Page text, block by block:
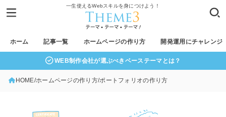
一生使えるWebスキルを身につけよう！
ホーム 記事一覧 ホームページの作り方 開発運用にチャレンジ
WEB制作会社が選ぶべきベーステーマとは？
HOME ホームページの作り方 ポートフォリオの作り方